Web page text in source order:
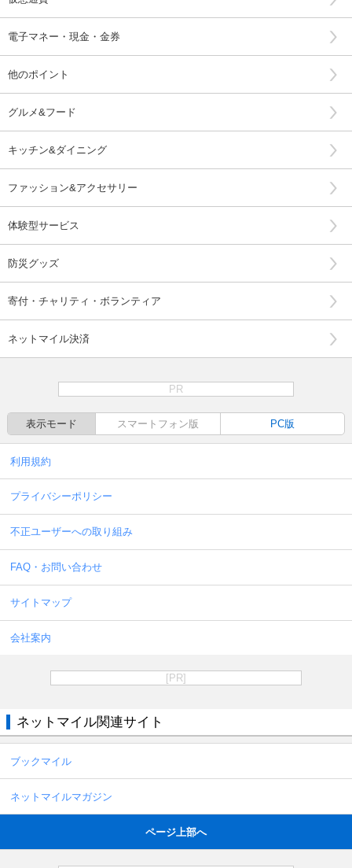
電子マネー・現金・金券
他のポイント
グルメ&フード
キッチン&ダイニング
ファッション&アクセサリー
体験型サービス
防災グッズ
寄付・チャリティ・ボランティア
ネットマイル決済
PR
表示モード スマートフォン版 PC版
利用規約
プライバシーポリシー
不正ユーザーへの取り組み
FAQ・お問い合わせ
サイトマップ
会社案内
[PR]
ネットマイル関連サイト
ブックマイル
ネットマイルマガジン
ページ上部へ